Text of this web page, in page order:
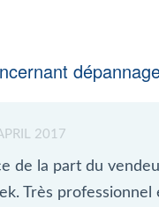
2017
de la part du
Très professionnel